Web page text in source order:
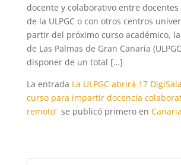
docente y colaborativo entre
de la ULPGC o con otros centros
partir del próximo curso académico,
de Las Palmas de Gran Canaria
disponer de un total […]
La entrada La ULPGC abrirá 17
curso para impartir docencia
remoto’ se publicó primero en